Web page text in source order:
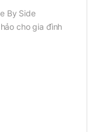
By Side
cho gia đình